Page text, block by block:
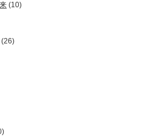
(10)
(26)